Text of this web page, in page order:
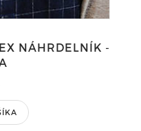
NÁHRDELNÍK -